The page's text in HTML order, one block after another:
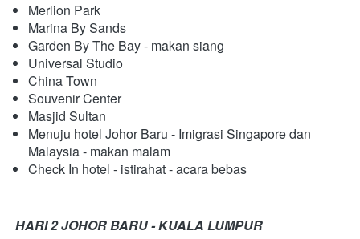
Merlion Park
Marina By Sands
Garden By The Bay - makan siang
Universal Studio
China Town
Souvenir Center
Masjid Sultan
Menuju hotel Johor Baru - Imigrasi Singapore dan
Malaysia - makan malam
Check In hotel - istirahat - acara bebas
HARI 2 JOHOR BARU - KUALA LUMPUR